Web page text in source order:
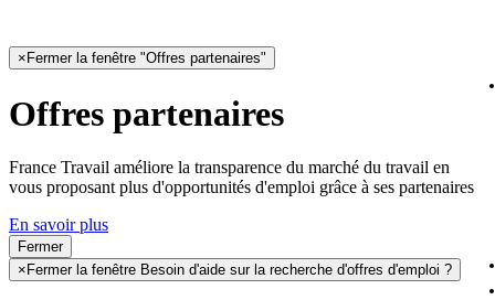
× Fermer la fenêtre "Offres partenaires"
Offres partenaires
France Travail améliore la transparence du marché du travail en
vous proposant plus d'opportunités d'emploi grâce à ses partenaires
En savoir plus
Fermer
× Fermer la fenêtre Besoin d'aide sur la recherche d'offres d'emploi ?